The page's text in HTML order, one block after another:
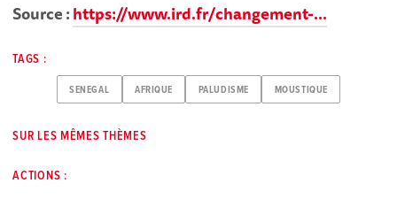
Source :https://www.ird.fr/changement-...
TAGS :
SENEGAL AFRIQUE PALUDISME MOUSTIQUE
SUR LES MÊMES THÈMES
ACTIONS :